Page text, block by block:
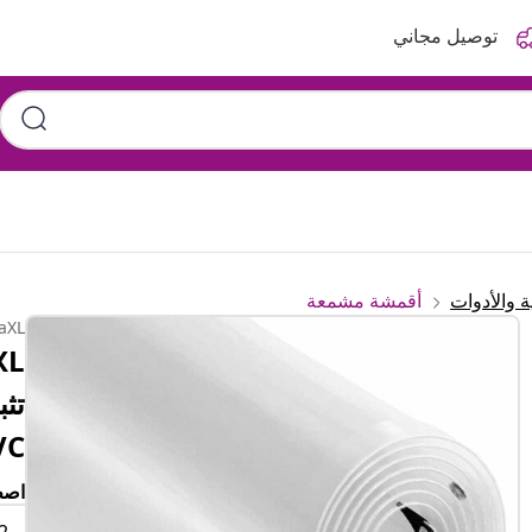
توصيل مجاني
والأدوات أقمشة مشمعة